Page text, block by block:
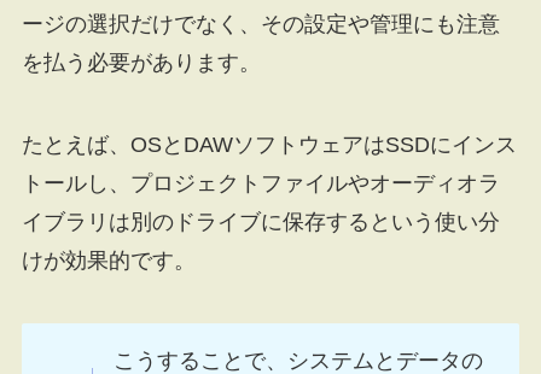
ージの選択だけでなく、その設定や管理にも注意
を払う必要があります。
たとえば、OSとDAWソフトウェアはSSDにインス
トールし、プロジェクトファイルやオーディオラ
イブラリは別のドライブに保存するという使い分
けが効果的です。
こうすることで、システムとデータの